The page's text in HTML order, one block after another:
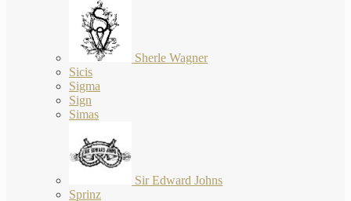
Sherle Wagner
Sicis
Sigma
Sign
Simas
Sir Edward Johns
Sprinz